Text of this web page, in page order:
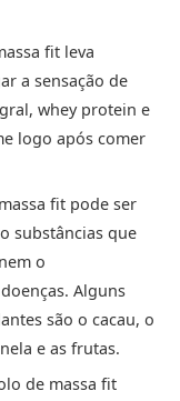
fit leva
a sensação de
whey protein e
logo após comer
fit pode ser
substâncias que
o
Alguns
são o cacau, o
e as frutas.
de massa fit